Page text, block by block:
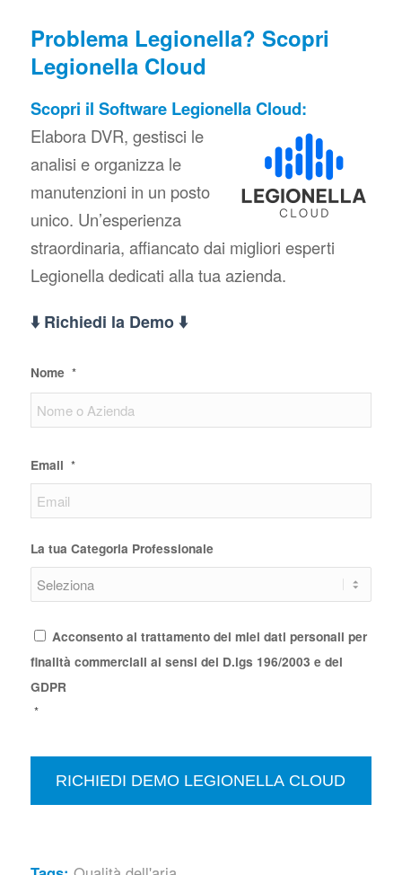
Problema Legionella? Scopri
Legionella Cloud
Scopri il Software Legionella Cloud:
Elabora DVR, gestisci le
analisi e organizza le
manutenzioni in un posto
unico. Un’esperienza
straordinaria, affiancato dai migliori esperti
Legionella dedicati alla tua azienda.
⬇️ Richiedi la Demo ⬇️
Nome *
Email *
La tua Categoria Professionale
Consenso
Acconsento al trattamento dei miei dati personali per
finalità commerciali ai sensi del D.lgs 196/2003 e del
GDPR
*